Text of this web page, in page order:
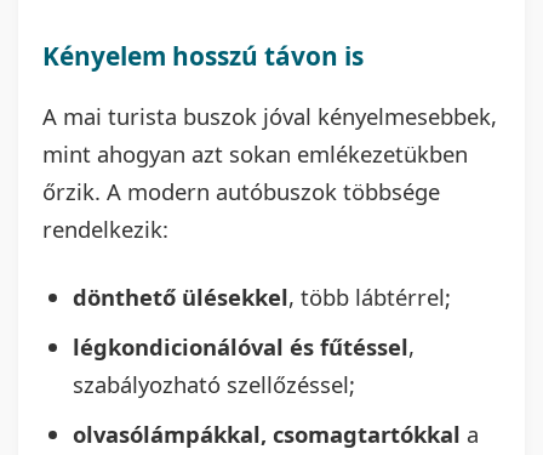
Kényelem hosszú távon is
A mai turista buszok jóval kényelmesebbek,
mint ahogyan azt sokan emlékezetükben
őrzik. A modern autóbuszok többsége
rendelkezik:
dönthető ülésekkel, több lábtérrel;
légkondicionálóval és fűtéssel,
szabályozható szellőzéssel;
olvasólámpákkal, csomagtartókkal a